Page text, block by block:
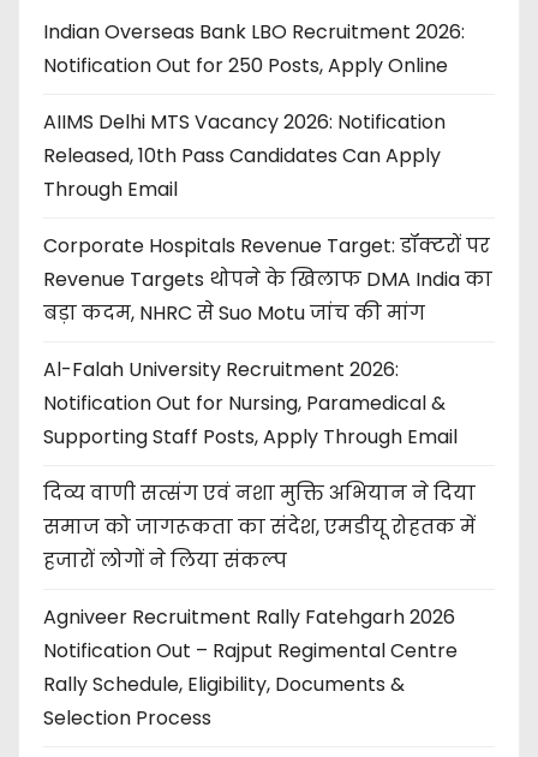
Indian Overseas Bank LBO Recruitment 2026:
Notification Out for 250 Posts, Apply Online
AIIMS Delhi MTS Vacancy 2026: Notification
Released, 10th Pass Candidates Can Apply
Through Email
Corporate Hospitals Revenue Target: डॉक्टरों पर
Revenue Targets थोपने के खिलाफ DMA India का
बड़ा कदम, NHRC से Suo Motu जांच की मांग
Al-Falah University Recruitment 2026:
Notification Out for Nursing, Paramedical &
Supporting Staff Posts, Apply Through Email
दिव्य वाणी सत्संग एवं नशा मुक्ति अभियान ने दिया
समाज को जागरूकता का संदेश, एमडीयू रोहतक में
हजारों लोगों ने लिया संकल्प
Agniveer Recruitment Rally Fatehgarh 2026
Notification Out – Rajput Regimental Centre
Rally Schedule, Eligibility, Documents &
Selection Process